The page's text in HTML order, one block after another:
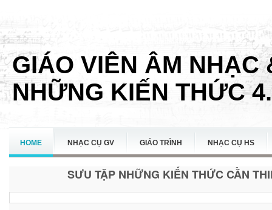
GIÁO VIÊN ÂM NHẠC
NHỮNG KIẾN THỨC
HOME NHẠC CỤ GV GIÁO TRÌNH NHẠC CỤ HS
SƯU TẬP NHỮNG KIẾN THỨC CẦN